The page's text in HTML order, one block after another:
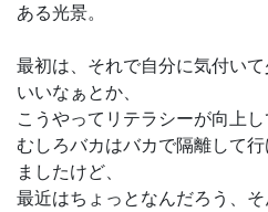
ある光景。
最初は、それで自分に気付い
いいなぁとか、
こうやってリテラシーが向上し
むしろバカはバカで隔離して
ましたけど、
最近はちょっとなんだろう、